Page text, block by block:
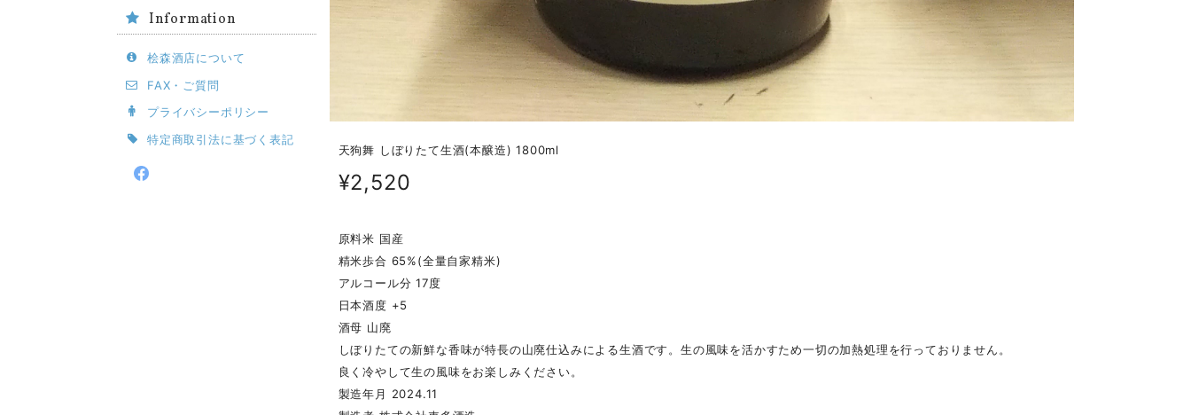
Information
桧森酒店について
FAX・ご質問
プライバシーポリシー
特定商取引法に基づく表記
天狗舞 しぼりたて生酒(本醸造) 1800ml
¥2,520
原料米 国産
精米歩合 65%(全量自家精米)
アルコール分 17度
日本酒度 +5
酒母 山廃
しぼりたての新鮮な香味が特長の山廃仕込みによる生酒です。生の風味を活かすため一切の加熱処理を行っておりません。
良く冷やして生の風味をお楽しみください。
製造年月 2024.11